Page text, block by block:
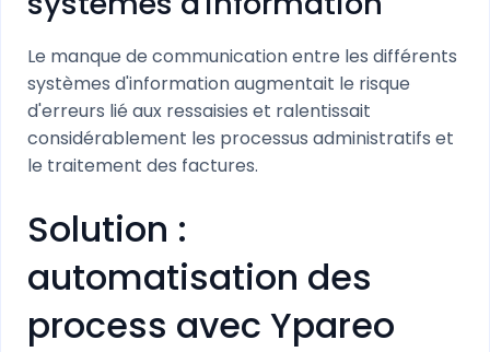
Le manque de communication entre les différents
systèmes d'information augmentait le risque
d'erreurs lié aux ressaisies et ralentissait
considérablement les processus administratifs et
le traitement des factures.
Solution :
automatisation des
process avec Ypareo